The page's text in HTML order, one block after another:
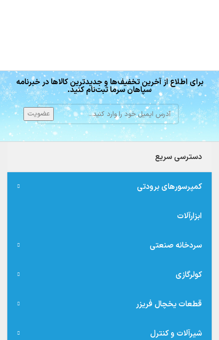
برای اطلاع از آخرین تخفیف‌ها و جدیدترین کالاها در خبرنامه
سپاهان سرما ثبت‌نام کنید.
دسترسی سریع
کمپرسورهای برودتی
ابزارآلات
سردخانه صنعتی
کولرگازی
قطعات یخچال فریزر
شیرآلات و کنترل